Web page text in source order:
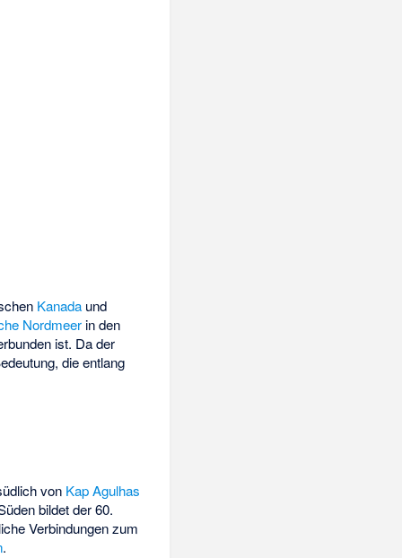
Kanada und
Nordmeer in den
ist. Da der
die entlang
von Kap Agulhas
bildet der 60.
Verbindungen zum
.